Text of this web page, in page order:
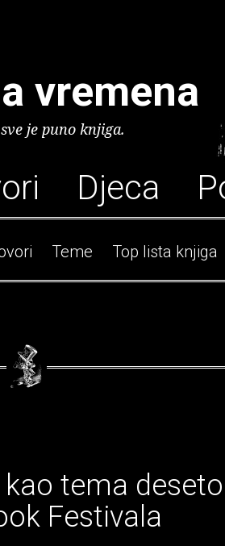
vremena
je puno knjiga.
Djeca
Teme Top lista knjiga
tema
Festivala